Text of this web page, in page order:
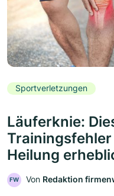
Sportverletzungen
Läuferknie:
Heilung
FW Von Redaktion